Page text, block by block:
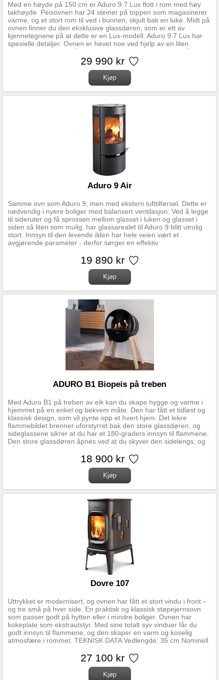
Med en høyde på 150 cm er Aduro 9.7 Lux flott i rom med høy
takhøyde. Peisovnen har 24 steiner på toppen som magasinerer
varme, og et stort rom til ved i bunnen, skjult bak en luke. Midt på
ovnen finner du den eksklusive glassdøren, som er ett av
kjennetegnene på at dette er en Lux-modell. Aduro 9.7 Lux har
spesielle detaljer: Ovnen er hevet noe ved hjelp av en liten
sokkel, og de glatte håndtakene forsvinner under døren når den
er lukket. Aduro 9.7 Lux er utstyrt med Aduro-tronic, som
automatisk regulerer lufttilførselen under opptenning, og dermed
sikrer optimal forbrenning. Ovnen er også forberedt for ekstern
lufttilførsel. Det finnes en todelt spesialgulvplate til Aduro 9.7 Lux.
Ovnen skal plasseres på den ene delen, mens den andre legges
foran ovnen. Den fremste delen kan lett flyttes på, og rengjøres
på begge sider. Varmemagasinering Over brennkammeret er det
plassert 24 steiner som magasinerer varmen når det fyres i
peisovnen. Når den siste vedskien har brent opp vil ovnen fortsatt
avgi varme fra steinene, og vil kunne holde en jevn og behagelig
temperatur i rommet f.eks. om natten når det er fyrt i peisovnen
på kvelden. Steinene som utgjør varmemagasinet er
spesialutformet for å holde på varmen – tester viser at de vil avgi
fullstendig monteringsanvisning og regler for
monteringsavstander. Oppdatert versjon (07.03.2024) med regler
29 990 kr
Samme ovn som Aduro 9, men med ekstern lufttilførsel. Dette er
nødvendig i nyere boliger med balansert ventilasjon. Ved å legge
til sideruter og få sprossen mellom glasset i luken og glasset i
siden så liten som mulig, har glassarealet til Aduro 9 blitt utrolig
stort. Innsyn til den levende ilden har hele veien vært et
avgjørende parameter - derfor sørger en effektiv
sideglass. Et tidløst og elegant møbel til det moderne hjemmet.
Se Link lenger oppe for fullstendig monteringsanvisning og regler
for monteringsavstander. Oppdatert versjon (07.03.2024) med
regler gjeldende for Norge. Nominell effekt 6,0 kW Driftsområde
3-9 kW Oppvarmningsareal 30-140 m2 Virkningsgrad 80 %
44,7 cm Avstand fra gulv til senter bakuttak 84 cm. Avstand fra
senter røykstuss til bakkant av ovn 20,3 cm Brennkammerbredde
40 cm Vedlengde maks 39 cm Vekt 103 kg
Aduro 9 Air
19 890 kr
Med Aduro B1 på treben av eik kan du skape hygge og varme i
hjemmet på en enkel og bekvem måte. Den har fått et tidløst og
klassisk design, som vil pynte opp et hvert hjem. Det lekre
flammebildet brenner uforstyrret bak den store glassdøren, og
sideglassene sikrer at du har et 180-graders innsyn til flammene.
Den store glassdøren åpnes ved at du skyver den sidelengs, og
når den er lukket fremstår derfor peisen symmetrisk uten synlige
håndtak. Aduro B1 kan brukes både inne og ute. Spesifikasjoner:
Mål (ØxHxD): 48 x 86 x 35,05 cm Vekt, peis: 26 kg Varmeeffekt:
1,8-3 kW Kapasitet, brenner: 1,2 L Brennetid: 3-4 timer Minimum
romstørrelse: 80 m3 Plassering: Avstand brennbar vegg bak: 2
cm Avstand brennbar vegg side: 15 cm Avstand møblering foran
peis: 75 cm Avstand tak: 20 cm
ADURO B1 Biopeis på treben
18 900 kr
Uttrykket er modernisert, og ovnen har fått et stort vindu i front –
og tre små på hver side. En praktisk og klassisk støpejernsovn
som passer godt på hytten eller i mindre boliger. Ovnen har
kokeplate som ekstrautstyr. Med sine totalt syv vinduer får du
godt innsyn til flammene, og den skaper en varm og koselig
atmosfære i rommet. TEKNISK DATA Vedlengde: 35 cm Nominell
Topptrekk opptenningsventil Vekt: 100 Kg Røykuttak diameter:
125 mm Røykuttak: Topp og bak Regulerbare ben: Nei
Bredde/Høyde/Dybde: 415x730x580 mm Brennkammer: Skamolx
Dovre 107
27 100 kr